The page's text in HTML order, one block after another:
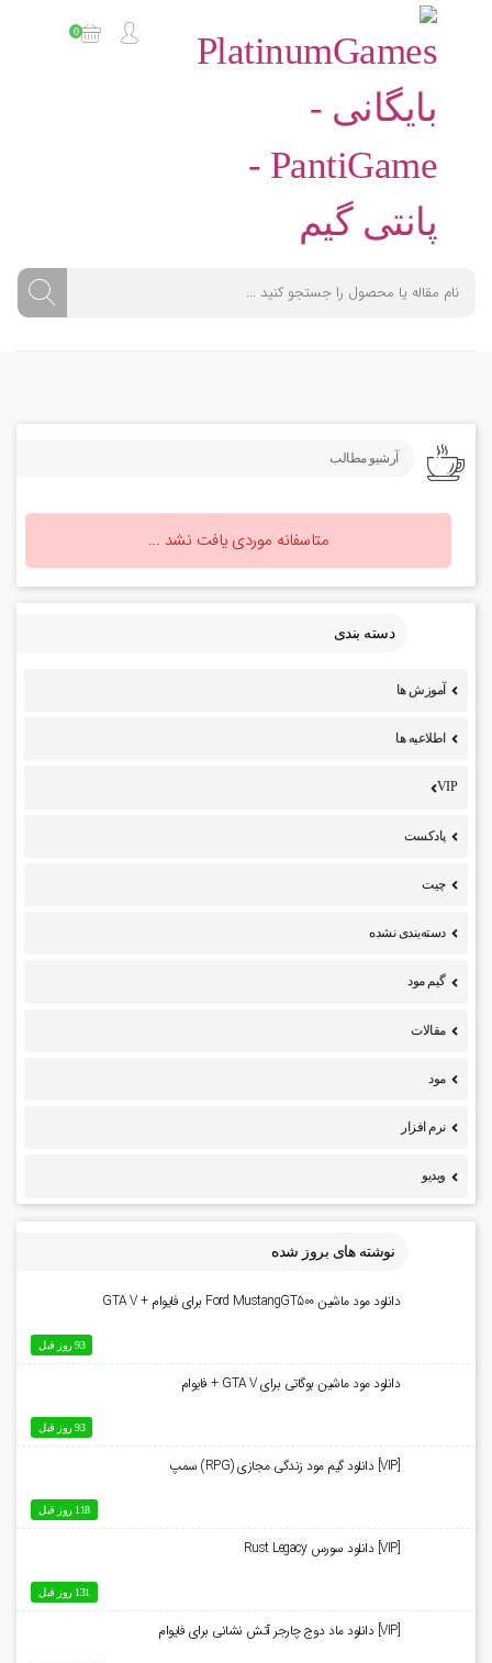
0
آرشیو مطالب
متاسفانه موردی یافت نشد ...
دسته بندی
آموزش ها
اطلاعیه ها
VIP
پادکست
چیت
دسته‌بندی نشده
گیم مود
مقالات
مود
نرم افزار
ویدیو
نوشته های بروز شده
دانلود مود ماشین Ford MustangGT500 برای فایوام + GTA V
93 روز قبل
دانلود مود ماشین بوگاتی برای GTA V + فایوام
93 روز قبل
[VIP] دانلود گیم مود زندگی مجازی (RPG) سمپ
118 روز قبل
[VIP] دانلود سورس Rust Legacy
131 روز قبل
[VIP] دانلود ماد دوج چارجر آتش نشانی برای فایوام